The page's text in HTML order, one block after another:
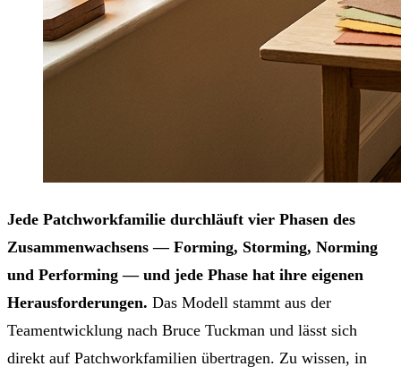
Jede Patchworkfamilie durchläuft vier Phasen des
Zusammenwachsens — Forming, Storming, Norming
und Performing — und jede Phase hat ihre eigenen
Herausforderungen. Das Modell stammt aus der
Teamentwicklung nach Bruce Tuckman und lässt sich
direkt auf Patchworkfamilien übertragen. Zu wissen, in